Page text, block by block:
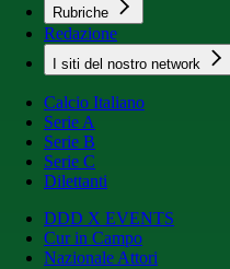
Rubriche
Redazione
I siti del nostro network
Calcio Italiano
Serie A
Serie B
Serie C
Dilettanti
DDD X EVENTS
Cur in Campo
Nazionale Attori